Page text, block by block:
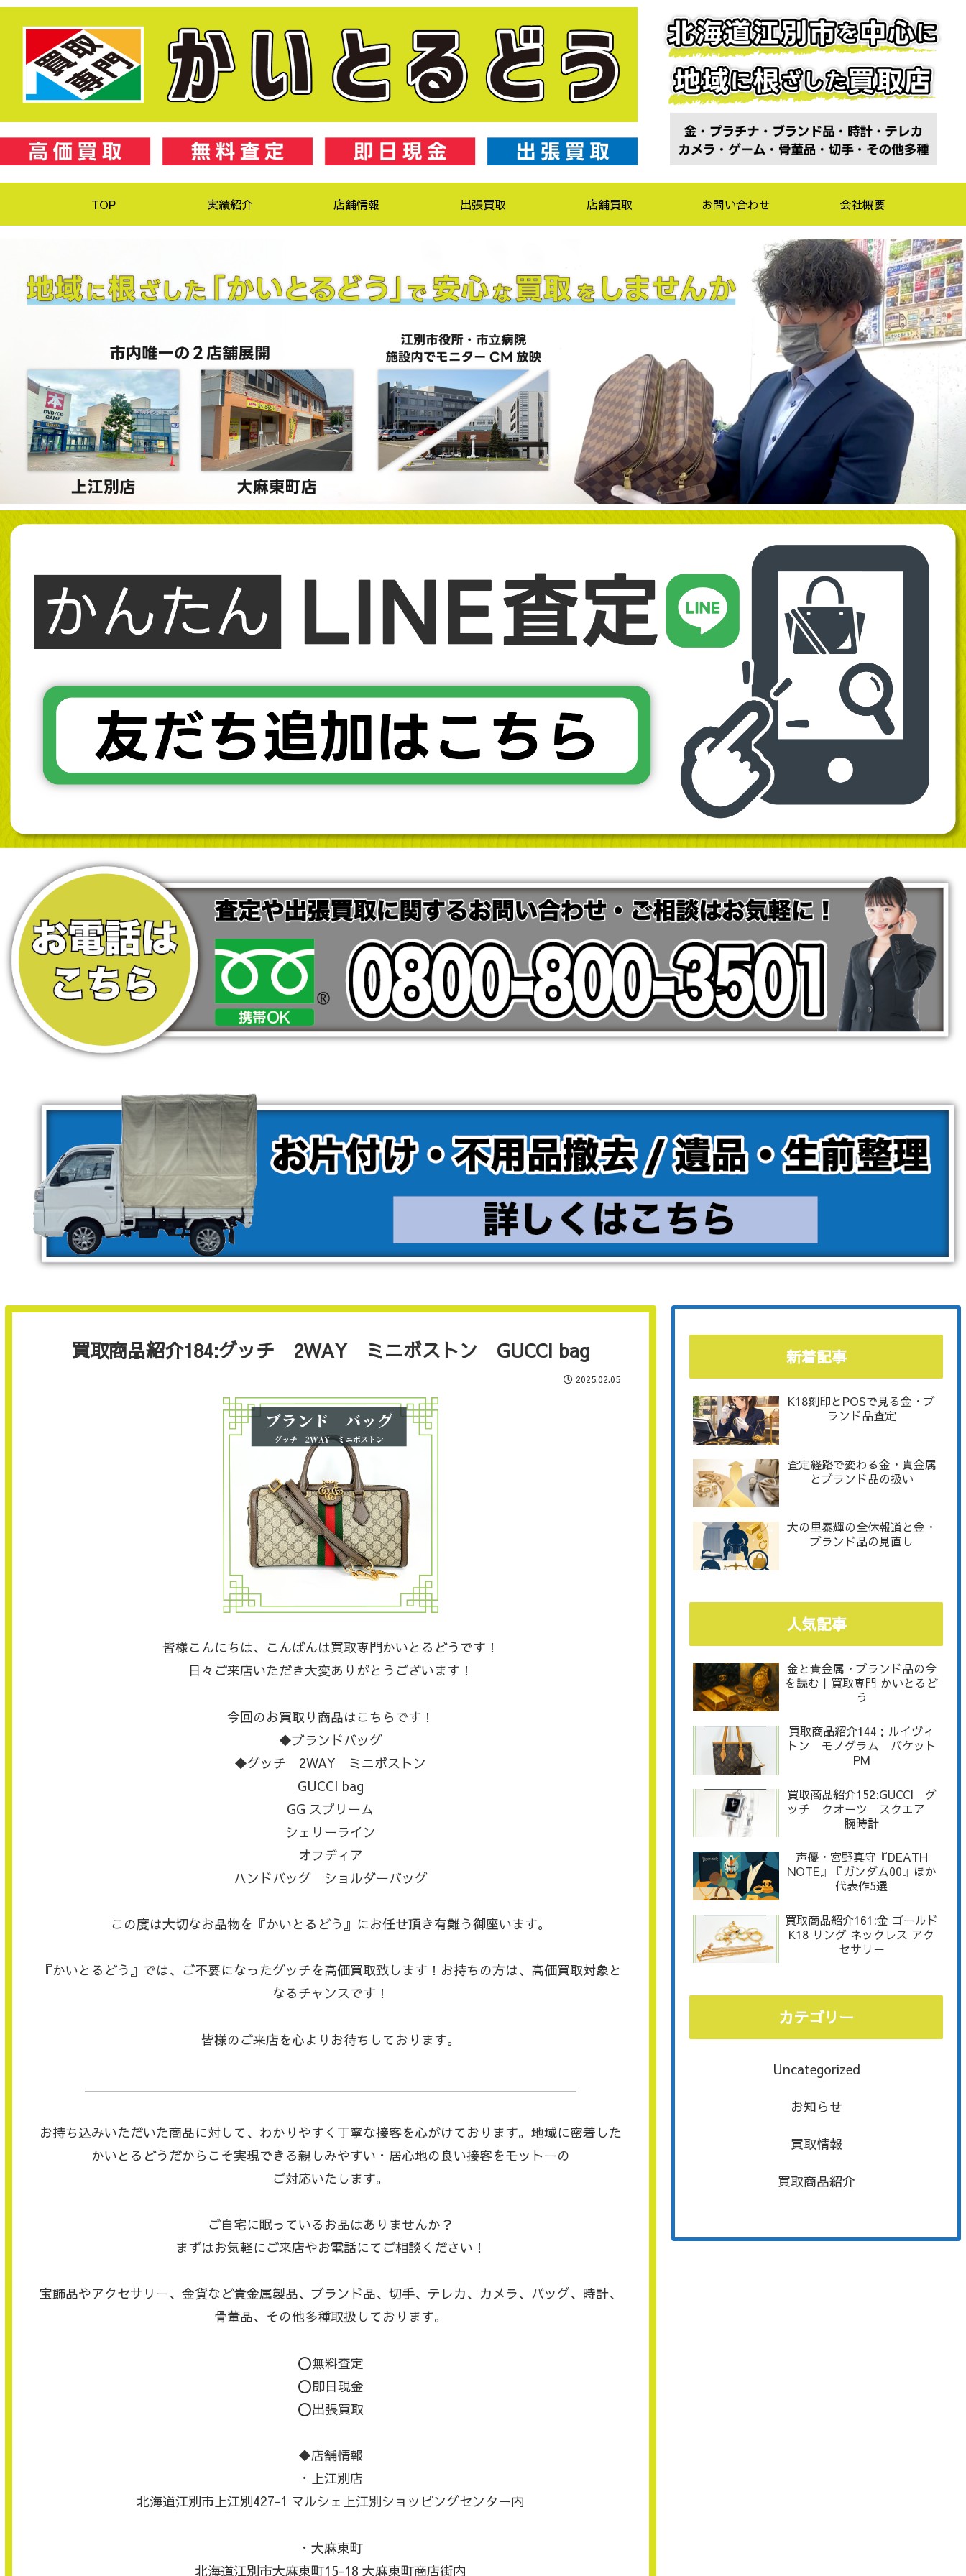
TOP 実績紹介 店舗情報 出張買取 店舗買取 お問い合わせ 会社概要
買取商品紹介184:グッチ 2WAY ミニボストン GUCCI bag
2025.02.05
皆様こんにちは、こんばんは買取専門かいとるどうです！
日々ご来店いただき大変ありがとうございます！
今回のお買取り商品はこちらです！
◆ブランドバッグ
◆グッチ 2WAY ミニボストン
GUCCI bag
GG スプリーム
シェリーライン
オフディア
ハンドバッグ ショルダーバッグ
この度は大切なお品物を『かいとるどう』にお任せ頂き有難う御座います。
『かいとるどう』では、ご不要になったグッチを高価買取致します！お持ちの方は、高価買取対象と
なるチャンスです！
皆様のご来店を心よりお待ちしております。
お持ち込みいただいた商品に対して、わかりやすく丁寧な接客を心がけております。地域に密着した
かいとるどうだからこそ実現できる親しみやすい・居心地の良い接客をモットーの
ご対応いたします。
ご自宅に眠っているお品はありませんか？
まずはお気軽にご来店やお電話にてご相談ください！
宝飾品やアクセサリー、金貨など貴金属製品、ブランド品、切手、テレカ、カメラ、バッグ、時計、
骨董品、その他多種取扱しております。
⭕️無料査定
⭕️即日現金
⭕️出張買取
◆店舗情報
・上江別店
北海道江別市上江別427-1 マルシェ上江別ショッピングセンター内
・大麻東町
北海道江別市大麻東町15-18 大麻東町商店街内
新着記事
K18刻印とPOSで見る金・ブ
ランド品査定
査定経路で変わる金・貴金属
とブランド品の扱い
大の里泰輝の全休報道と金・
ブランド品の見直し
人気記事
金と貴金属・ブランド品の今
を読む｜買取専門 かいとるど
う
買取商品紹介144：ルイヴィ
トン モノグラム バケット
PM
買取商品紹介152:GUCCI グ
ッチ クオーツ スクエア
腕時計
声優・宮野真守『DEATH
NOTE』『ガンダム00』ほか
代表作5選
買取商品紹介161:金 ゴールド
K18 リング ネックレス アク
セサリー
カテゴリー
Uncategorized
お知らせ
買取情報
買取商品紹介